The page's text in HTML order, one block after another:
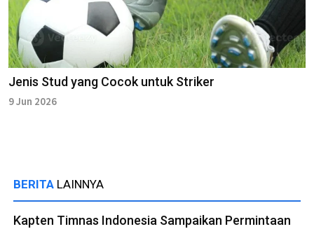
Jenis Stud yang Cocok untuk Striker
9 Jun 2026
BERITA LAINNYA
Kapten Timnas Indonesia Sampaikan Permintaan